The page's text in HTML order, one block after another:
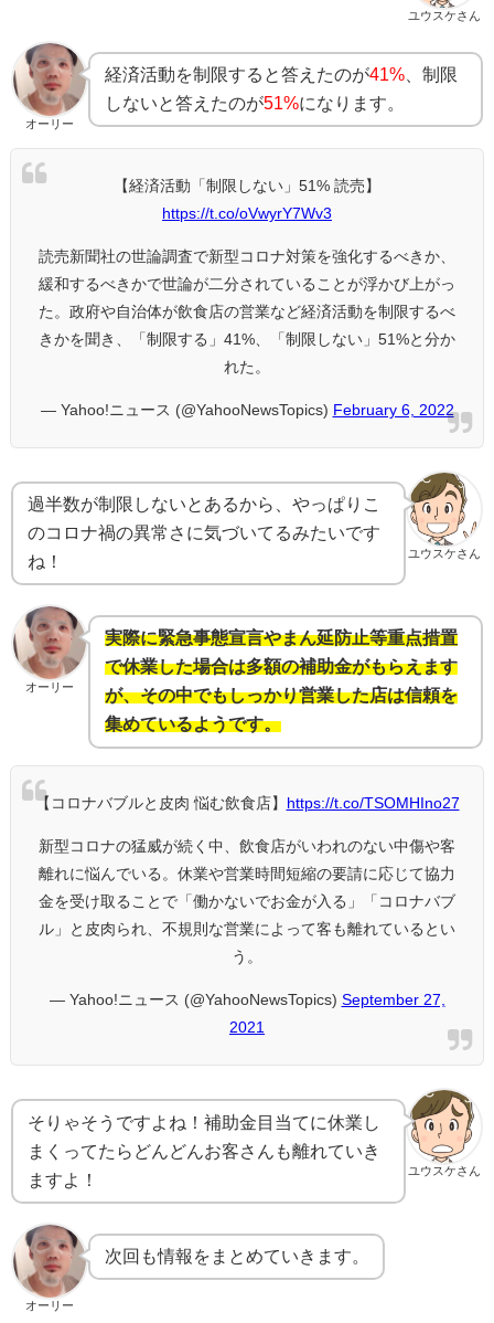
ユウスケさん
オーリー
経済活動を制限すると答えたのが41%、制限
しないと答えたのが51%になります。
【経済活動「制限しない」51% 読売】
https://t.co/oVwyrY7Wv3
読売新聞社の世論調査で新型コロナ対策を強化するべきか、
緩和するべきかで世論が二分されていることが浮かび上がっ
た。政府や自治体が飲食店の営業など経済活動を制限するべ
きかを聞き、「制限する」41%、「制限しない」51%と分か
れた。
— Yahoo!ニュース (@YahooNewsTopics) February 6, 2022
ユウスケさん
過半数が制限しないとあるから、やっぱりこ
のコロナ禍の異常さに気づいてるみたいです
ね！
オーリー
実際に緊急事態宣言やまん延防止等重点措置
で休業した場合は多額の補助金がもらえます
が、その中でもしっかり営業した店は信頼を
集めているようです。
【コロナバブルと皮肉 悩む飲食店】 https://t.co/TSOMHIno27
新型コロナの猛威が続く中、飲食店がいわれのない中傷や客
離れに悩んでいる。休業や営業時間短縮の要請に応じて協力
金を受け取ることで「働かないでお金が入る」「コロナバブ
ル」と皮肉られ、不規則な営業によって客も離れているとい
う。
— Yahoo!ニュース (@YahooNewsTopics) September 27,
2021
ユウスケさん
そりゃそうですよね！補助金目当てに休業し
まくってたらどんどんお客さんも離れていき
ますよ！
オーリー
次回も情報をまとめていきます。